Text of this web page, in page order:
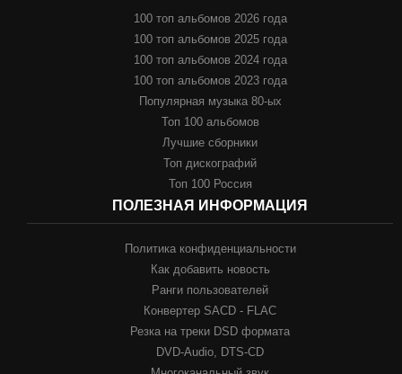
100 топ альбомов 2026 года
100 топ альбомов 2025 года
100 топ альбомов 2024 года
100 топ альбомов 2023 года
Популярная музыка 80-ых
Топ 100 альбомов
Лучшие сборники
Топ дискографий
Топ 100 Россия
ПОЛЕЗНАЯ ИНФОРМАЦИЯ
Политика конфиденциальности
Как добавить новость
Ранги пользователей
Конвертер SACD - FLAC
Резка на треки DSD формата
DVD-Audio, DTS-CD